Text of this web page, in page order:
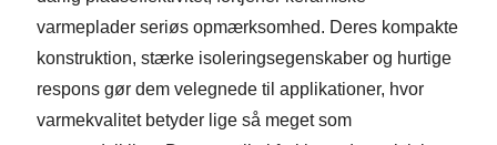
varmeplader seriøs opmærksomhed. Deres kompakte
konstruktion, stærke isoleringsegenskaber og hurtige
respons gør dem velegnede til applikationer, hvor
varmekvalitet betyder lige så meget som